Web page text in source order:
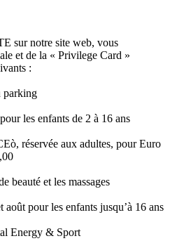
sur notre site web, vous
et de la « Privilege Card »
:
parking
les enfants de 2 à 16 ans
réservée aux adultes, pour Euro
beauté et les massages
pour les enfants jusqu’à 16 ans
Energy & Sport